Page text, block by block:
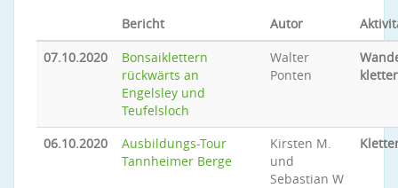
Bericht Autor
07.10.2020
Bonsaiklettern
rückwärts an
Engelsley und
Teufelsloch
Walter
Ponten
06.10.2020
Ausbildungs-Tour
Tannheimer Berge
Kirsten M.
und
Sebastian W